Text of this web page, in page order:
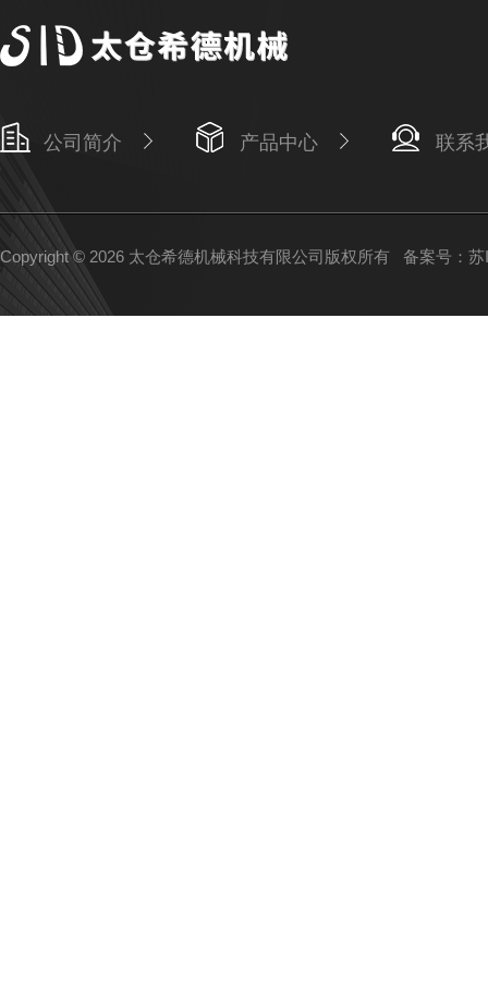
公司简介 产品中心 联系
Copyright © 2026 太仓希德机械科技有限公司版权所有 备案号：